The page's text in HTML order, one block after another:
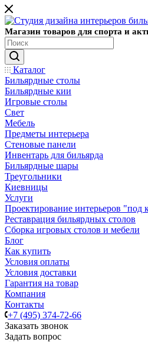
Магазин товаров для спорта и
Каталог
Бильярдные столы
Бильярдные кии
Игровые столы
Свет
Мебель
Предметы интерьера
Стеновые панели
Инвентарь для бильярда
Бильярдные шары
Треугольники
Киевницы
Услуги
Проектирование интерьеров "под
Реставрация бильярдных столов
Сборка игровых столов и мебели
Блог
Как купить
Условия оплаты
Условия доставки
Гарантия на товар
Компания
Контакты
+7 (495) 374-72-66
Заказать звонок
Задать вопрос